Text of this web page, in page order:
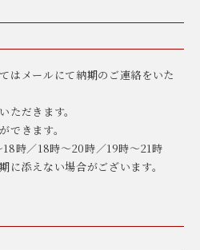
はメールにて納期のご連絡をいた
ただきます。
できます。
時／18時〜20時／19時〜21時
添えない場合がございます。